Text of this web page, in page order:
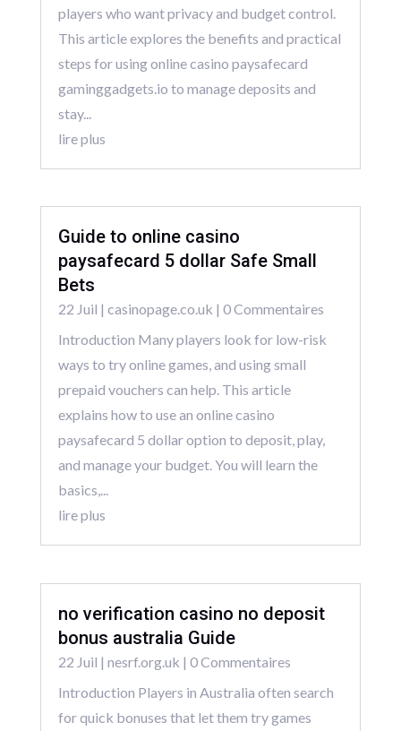
players who want privacy and budget control.
This article explores the benefits and practical
steps for using online casino paysafecard
gaminggadgets.io to manage deposits and
stay...
lire plus
Guide to online casino
paysafecard 5 dollar Safe Small
Bets
22 Juil | casinopage.co.uk | 0 Commentaires
Introduction Many players look for low-risk
ways to try online games, and using small
prepaid vouchers can help. This article
explains how to use an online casino
paysafecard 5 dollar option to deposit, play,
and manage your budget. You will learn the
basics,...
lire plus
no verification casino no deposit
bonus australia Guide
22 Juil | nesrf.org.uk | 0 Commentaires
Introduction Players in Australia often search
for quick bonuses that let them try games